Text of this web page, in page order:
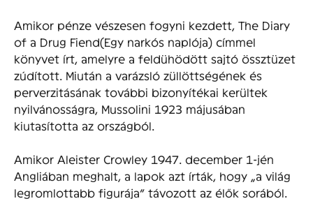
Amikor pénze vészesen fogyni kezdett, The Diary
of a Drug Fiend(Egy narkós naplója) címmel
könyvet írt, amelyre a feldühödött sajtó össztüzet
zúdított. Miután a varázsló züllöttségének és
perverzitásának további bizonyítékai kerültek
nyilvánosságra, Mussolini 1923 májusában
kiutasította az országból.
Amikor Aleister Crowley 1947. december 1-jén
Angliában meghalt, a lapok azt írták, hogy „a világ
legromlottabb figurája” távozott az élők sorából.